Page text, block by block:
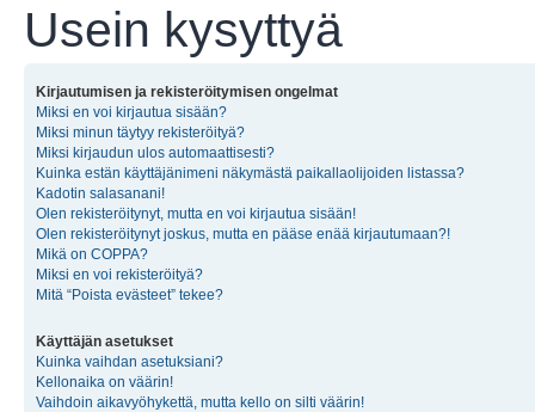
Usein kysyttyä
Kirjautumisen ja rekisteröitymisen ongelmat
Miksi en voi kirjautua sisään?
Miksi minun täytyy rekisteröityä?
Miksi kirjaudun ulos automaattisesti?
Kuinka estän käyttäjänimeni näkymästä paikallaolijoiden listassa?
Kadotin salasanani!
Olen rekisteröitynyt, mutta en voi kirjautua sisään!
Olen rekisteröitynyt joskus, mutta en pääse enää kirjautumaan?!
Mikä on COPPA?
Miksi en voi rekisteröityä?
Mitä “Poista evästeet” tekee?
Käyttäjän asetukset
Kuinka vaihdan asetuksiani?
Kellonaika on väärin!
Vaihdoin aikavyöhykettä, mutta kello on silti väärin!